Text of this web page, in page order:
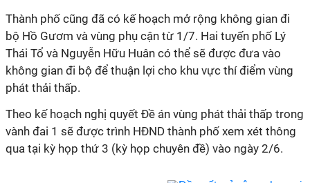
Thành phố cũng đã có kế hoạch mở rộng không gian đi
bộ Hồ Gươm và vùng phụ cận từ 1/7. Hai tuyến phố Lý
Thái Tổ và Nguyễn Hữu Huân có thể sẽ được đưa vào
không gian đi bộ để thuận lợi cho khu vực thí điểm vùng
phát thải thấp.
Theo kế hoạch nghị quyết Đề án vùng phát thải thấp trong
vành đai 1 sẽ được trình HĐND thành phố xem xét thông
qua tại kỳ họp thứ 3 (kỳ họp chuyên đề) vào ngày 2/6.